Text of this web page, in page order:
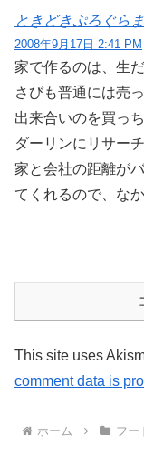
ときどきぷろぐらま
2008年9月17日 2:41 PM
家で作るのは、生
さびも普通には売
出来合いのを買っ
ダーリンにリサー
家と会社の距離が
てくれるので、な
This site uses
comment data is
ホーム フー